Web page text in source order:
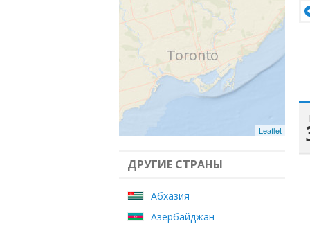
Leaflet
ДРУГИЕ СТРАНЫ
Абхазия
Азербайджан